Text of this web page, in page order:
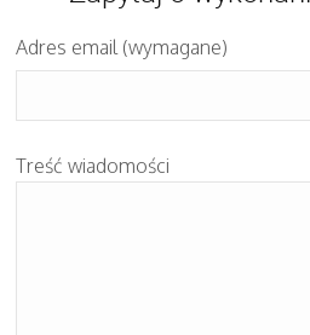
Adres email (wymagane)
Treść wiadomości